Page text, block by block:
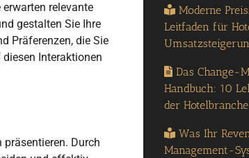
relevante
gestalten Sie Ihre
Präferenzen, die Sie
Interaktionen
präsentieren. Durch
Moderne
Leitfaden für
Das Change-
Handbuch: 10
der Hotelbranche
Was Ihr
Management-